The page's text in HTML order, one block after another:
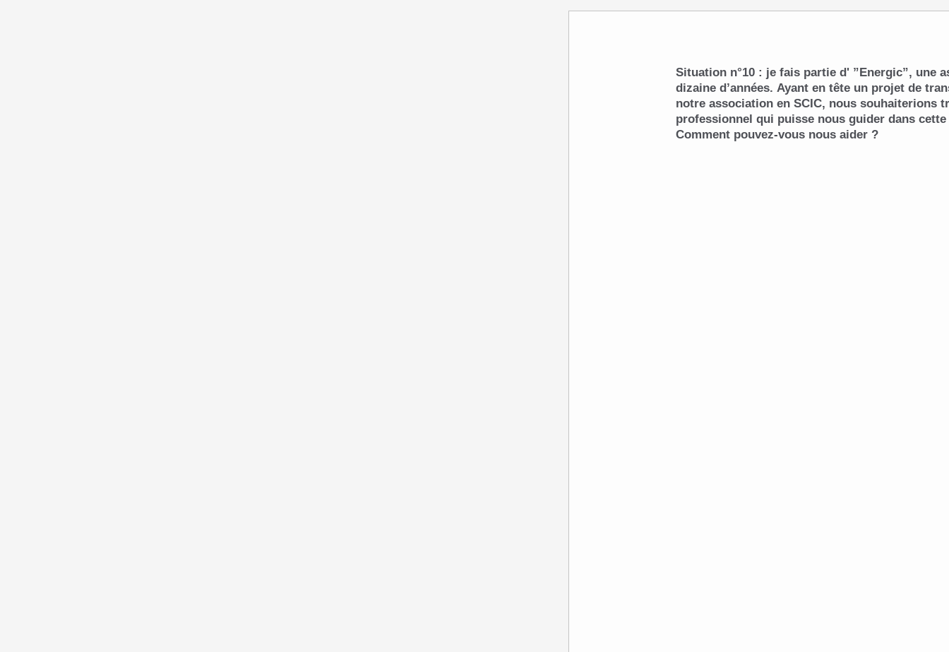
Situation n°10 : je fais partie d' ”Energic”, une
dizaine d’années. Ayant en tête un projet de
notre association en SCIC, nous souhaiterions
professionnel qui puisse nous guider dans cette
Comment pouvez-vous nous aider ?